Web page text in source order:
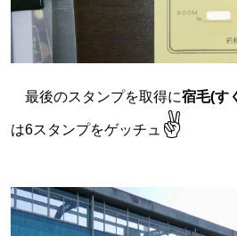
最後のスタンプを取得に宿毛(す
は6スタンプをゲッチュ ✌️